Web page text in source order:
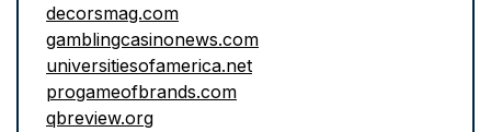
decorsmag.com
gamblingcasinonews.com
universitiesofamerica.net
progameofbrands.com
qbreview.org